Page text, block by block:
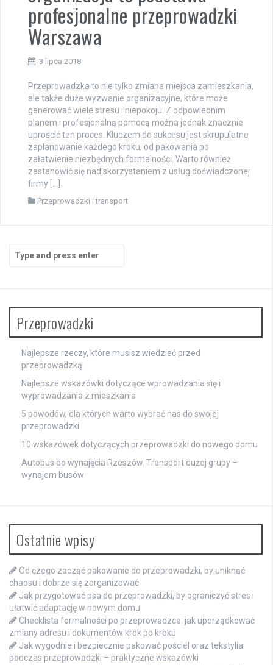
profesjonalne przeprowadzki
Warszawa
3 lipca 2018
Przeprowadzka to nie tylko zmiana miejsca zamieszkania,
ale także duże wyzwanie organizacyjne, które może
generować wiele stresu i niepokoju. Z odpowiednim
planem i profesjonalną pomocą można jednak znacznie
uprościć ten proces. Kluczem do sukcesu jest skrupulatne
zaplanowanie każdego kroku, od pakowania po
załatwienie niezbędnych formalności. Warto również
zastanowić się nad skorzystaniem z usług doświadczonej
firmy […]
Przeprowadzki i transport
Search
for:
Przeprowadzki
Najlepsze rzeczy, które musisz wiedzieć przed
przeprowadzką
Najlepsze wskazówki dotyczące wprowadzania się i
wyprowadzania z mieszkania
5 powodów, dla których warto wybrać nas do swojej
przeprowadzki
10 wskazówek dotyczących przeprowadzki do nowego domu
Autobus do wynajęcia Rzeszów. Transport dużej grupy –
wynajem busów
Ostatnie wpisy
Od czego zacząć pakowanie do przeprowadzki, by uniknąć
chaosu i dobrze się zorganizować
Jak przygotować psa do przeprowadzki, by ograniczyć stres i
ułatwić adaptację w nowym domu
Checklista formalności po przeprowadzce: jak uporządkować
zmiany adresu i dokumentów krok po kroku
Jak wygodnie i bezpiecznie pakować pościel oraz tekstylia
podczas przeprowadzki – praktyczne wskazówki